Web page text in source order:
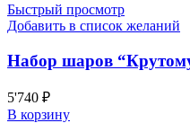
Быстрый просмотр
Добавить в список желаний
Набор шаров
5'740 ₽
В корзину